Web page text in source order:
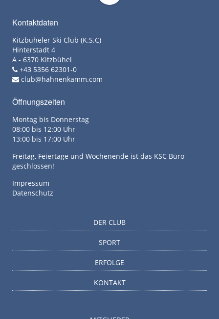
Kontaktdaten
Kitzbüheler Ski Club (K.S.C)
Hinterstadt 4
A - 6370 Kitzbühel
+43 5356 62301-0
club@hahnenkamm.com
Öffnungszeiten
Montag bis Donnerstag
08:00 bis 12:00 Uhr
13:00 bis 17:00 Uhr
Freitag, Feiertage und Wochenende ist das KSC Büro
geschlossen!
Impressum
Datenschutz
DER CLUB
SPORT
ERFOLGE
KONTAKT